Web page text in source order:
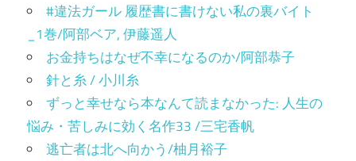
#違法ガール 履歴書に書けない私の裏バイト
_1巻/阿部ベア, 伊藤遥人
お金持ちはなぜ不幸になるのか/阿部恭子
針と糸 / 小川糸
ずっと幸せなら本なんて読まなかった: 人生の
悩み・苦しみに効く名作33 /三宅香帆
逃亡者は北へ向かう/柚月裕子